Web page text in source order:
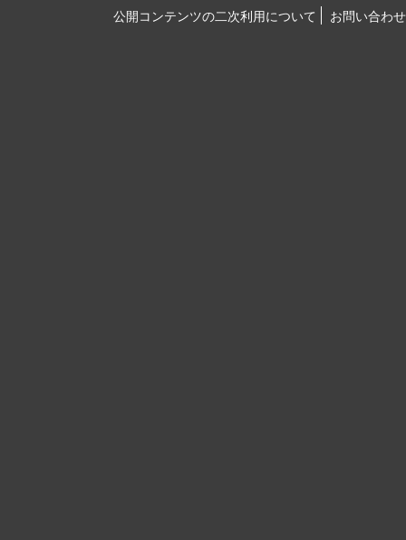
公開コンテンツの二次利用について お問い合わせ